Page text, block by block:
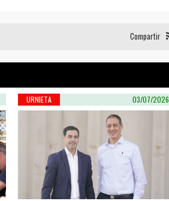
Compartir
URNIETA 03/07/2026